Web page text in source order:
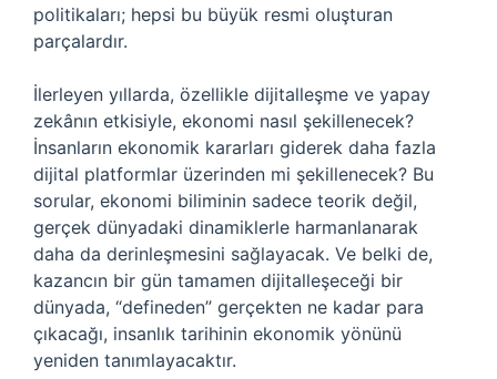
politikaları; hepsi bu büyük resmi oluşturan
parçalardır.
İlerleyen yıllarda, özellikle dijitalleşme ve yapay
zekânın etkisiyle, ekonomi nasıl şekillenecek?
İnsanların ekonomik kararları giderek daha fazla
dijital platformlar üzerinden mi şekillenecek? Bu
sorular, ekonomi biliminin sadece teorik değil,
gerçek dünyadaki dinamiklerle harmanlanarak
daha da derinleşmesini sağlayacak. Ve belki de,
kazancın bir gün tamamen dijitalleşeceği bir
dünyada, “defineden” gerçekten ne kadar para
çıkacağı, insanlık tarihinin ekonomik yönünü
yeniden tanımlayacaktır.